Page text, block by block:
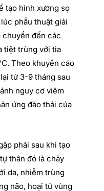
tạo hình xương sọ
phẫu thuật giải
chuyển đến các
tiệt trùng với tia
Theo khuyến cáo
từ 3-9 tháng sau
nguy cơ viêm
ứng đào thải của
phải sau khi tạo
thân đó là chảy
da, nhiễm trùng
não, hoại tử vùng